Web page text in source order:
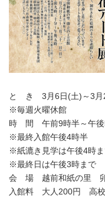
と き 3月6日(土)～3月
※毎週火曜休館
時 間 午前9時半～午後
※最終入館午後4時半
※紙漉き見学は午後4時
※最終日は午後3時まで
会 場 越前和紙の里 卯
入館料 大人200円 高校